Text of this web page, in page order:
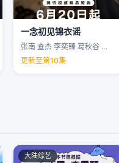
一念初见锦衣谣
张南 查杰 李奕臻 葛秋谷 …
更新至第10集
大陆综艺